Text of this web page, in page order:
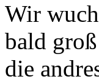
Wir
bald
die